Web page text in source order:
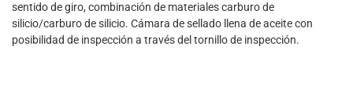
sentido de giro, combinación de materiales carburo de
silicio/carburo de silicio. Cámara de sellado llena de aceite con
posibilidad de inspección a través del tornillo de inspección.